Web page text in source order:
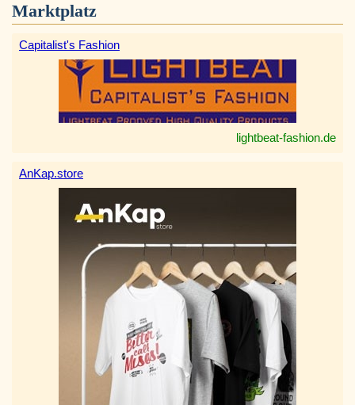
Marktplatz
Capitalist's Fashion
lightbeat-fashion.de
AnKap.store